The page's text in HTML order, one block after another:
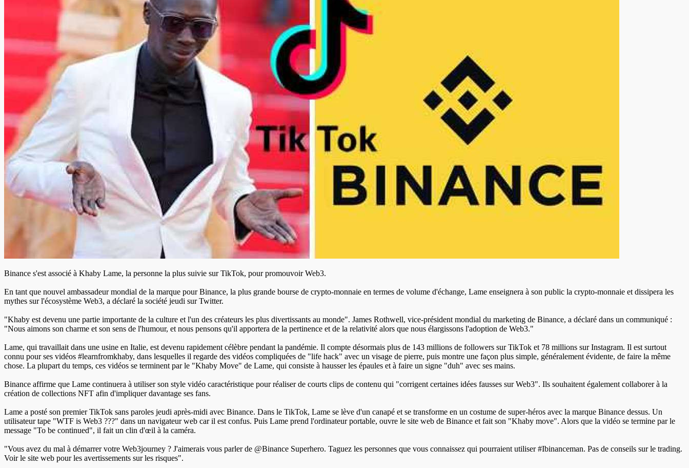
Binance s'est associé à Khaby Lame, la personne la plus suivie sur TikTok, pour promouvoir Web3.
En tant que nouvel ambassadeur mondial de la marque pour Binance, la plus grande bourse de crypto-monnaie en termes de volume d'échange, Lame enseignera à son public la crypto-monnaie et dissipera les
mythes sur l'écosystème Web3, a déclaré la société jeudi sur Twitter.
"Khaby est devenu une partie importante de la culture et l'un des créateurs les plus divertissants au monde". James Rothwell, vice-président mondial du marketing de Binance, a déclaré dans un communiqué :
"Nous aimons son charme et son sens de l'humour, et nous pensons qu'il apportera de la pertinence et de la relativité alors que nous élargissons l'adoption de Web3."
Lame, qui travaillait dans une usine en Italie, est devenu rapidement célèbre pendant la pandémie. Il compte désormais plus de 143 millions de followers sur TikTok et 78 millions sur Instagram. Il est surtout
connu pour ses vidéos #learnfromkhaby, dans lesquelles il regarde des vidéos compliquées de "life hack" avec un visage de pierre, puis montre une façon plus simple, généralement évidente, de faire la même
chose. La plupart du temps, ces vidéos se terminent par le "Khaby Move" de Lame, qui consiste à hausser les épaules et à faire un signe "duh" avec ses mains.
Binance affirme que Lame continuera à utiliser son style vidéo caractéristique pour réaliser de courts clips de contenu qui "corrigent certaines idées fausses sur Web3". Ils souhaitent également collaborer à la
création de collections NFT afin d'impliquer davantage ses fans.
Lame a posté son premier TikTok sans paroles jeudi après-midi avec Binance. Dans le TikTok, Lame se lève d'un canapé et se transforme en un costume de super-héros avec la marque Binance dessus. Un
utilisateur tape "WTF is Web3 ???" dans un navigateur web car il est confus. Puis Lame prend l'ordinateur portable, ouvre le site web de Binance et fait son "Khaby move". Alors que la vidéo se termine par le
message "To be continued", il fait un clin d'œil à la caméra.
"Vous avez du mal à démarrer votre Web3journey ? J'aimerais vous parler de @Binance Superhero. Taguez les personnes que vous connaissez qui pourraient utiliser #Ibinanceman. Pas de conseils sur le trading.
Voir le site web pour les avertissements sur les risques".